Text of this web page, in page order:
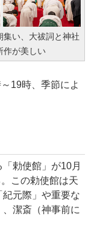
い、大祓詞と神社
作が美しい
19時、季節によ
勅使館」が10月
この勅使館は天
元際」や重要な
潔斎（神事前に